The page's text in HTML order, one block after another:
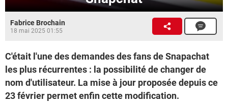
Fabrice Brochain
18 mai 2025 01:55
C'était l'une des demandes des fans de Snapachat
les plus récurrentes : la possibilité de changer de
nom d'utilisateur. La mise à jour proposée depuis ce
23 février permet enfin cette modification.